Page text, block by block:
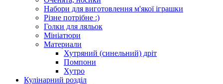
Набори для виготовлення м'якої іграшки
Різне потрібне :)
Голки для ляльок
Мініатюри
Материали
Хутряний (синельний) дріт
Помпони
Хутро
Кулінарний розділ